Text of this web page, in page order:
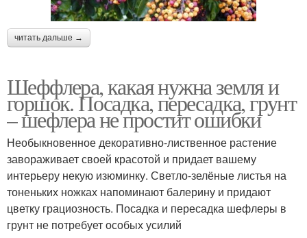
читать дальше →
Шеффлера, какая нужна земля и
горшок. Посадка, пересадка, грунт
– шефлера не простит ошибки
Необыкновенное декоративно-лиственное растение
завораживает своей красотой и придает вашему
интерьеру некую изюминку. Светло-зелёные листья на
тоненьких ножках напоминают балерину и придают
цветку грациозность. Посадка и пересадка шефлеры в
грунт не потребует особых усилий